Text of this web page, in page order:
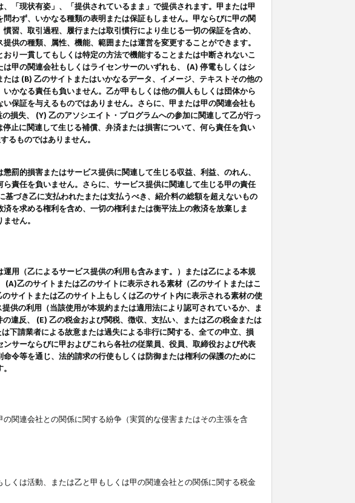
「現状有姿」、「提供されているまま」で提供されます。甲または甲
わず、いかなる種類の表明または保証もしません。甲ならびに甲の関
習、取引過程、履行または取引慣行により生じる一切の保証を含め、
供の種類、属性、機能、範囲または運営を変更することができます。
り一貫してもしくは特定の方法で機能することまたは中断されないこ
甲の関連会社もしくはライセンサーのいずれも、 (A) 停電もしくはシ
は (B) 乙のサイトまたはいかなるデータ、イメージ、テキストその他の
かなる責任も負いません。乙が甲もしくは他の個人もしくは団体から
保証を与えるものではありません。さらに、甲または甲の関連会社も
損失、 (Y) 乙のアソシエイト・プログラムへの参加に関連して乙が行っ
止に関連して生じる補償、弁済または損害について、何ら責任を負い
るものではありません。
罰的損害またはサービス提供に関連して生じる収益、利益、のれん、
責任を負いません。さらに、サービス提供に関連して生じる甲の責任
づき乙に支払われたまたは支払うべき、紹介料の総額を超えないもの
を求める権利を含め、一切の権利または衡平法上の救済を放棄しま
せん。
用（乙によるサービス提供の利用も含みます。）または乙による本規
乙のサイトまたは乙のサイトに表示される素材（乙のサイトまたはこ
サイトまたは乙のサイト上もしくは乙のサイト内に表示される素材の使
供の利用（当該使用が本規約または適用法により認可されているか、ま
違反、 (E) 乙の税金および関税、徴収、支払い、または乙の税金または
下請業者による故意または過失による非行に関する、全ての申立、損
サーならびに甲およびこれら各社の従業員、役員、取締役および代表
令等を通じ、法的請求の行使もしくは防御または権利の保護のために
関連会社との関係に関する紛争（実質的な侵害またはその主張を含
くは活動、または乙と甲もしくは甲の関連会社との関係に関する税金